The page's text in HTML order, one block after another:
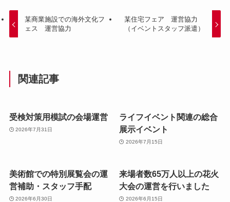
某商業施設での海外文化フ
ェス 運営協力
某住宅フェア 運営協力
（イベントスタッフ派遣）
関連記事
受検対策用模試の会場運営
2026年7月31日
ライフイベント関連の総合
展示イベント
2026年7月15日
美術館での特別展覧会の運
営補助・スタッフ手配
2026年6月30日
来場者数65万人以上の花火
大会の運営を行いました
2026年6月15日